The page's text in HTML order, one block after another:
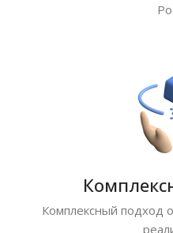
Комплексный подход